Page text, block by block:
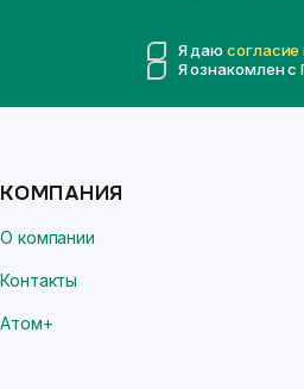
Я даю
Я ознакомлен с
КОМПАНИЯ
О компании
Контакты
Атом+